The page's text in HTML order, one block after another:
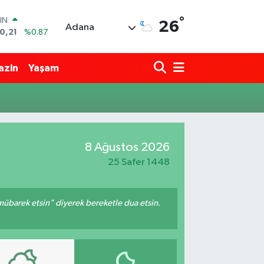
%0.87
ALTIN
Adana 26°
Yaşam
8 Ağustos 2026
25 Safer 1448
etsin" diyerek bereketle dua etsin.